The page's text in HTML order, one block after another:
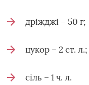
дріжджі – 50 г;
цукор – 2 ст. л.;
сіль – 1 ч. л.